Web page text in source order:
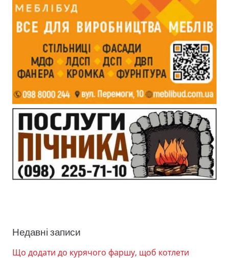
Недавні записи
Що додати до курячого фаршу, щоб котлети